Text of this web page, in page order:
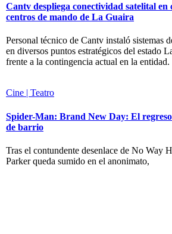
Cantv despliega conectividad satelital en
centros de mando de La Guaira
Personal técnico de Cantv instaló sistemas
en diversos puntos estratégicos del estado
frente a la contingencia actual en la entidad.
Cine | Teatro
Spider-Man: Brand New Day: El regreso
de barrio
Tras el contundente desenlace de No Way
Parker queda sumido en el anonimato,